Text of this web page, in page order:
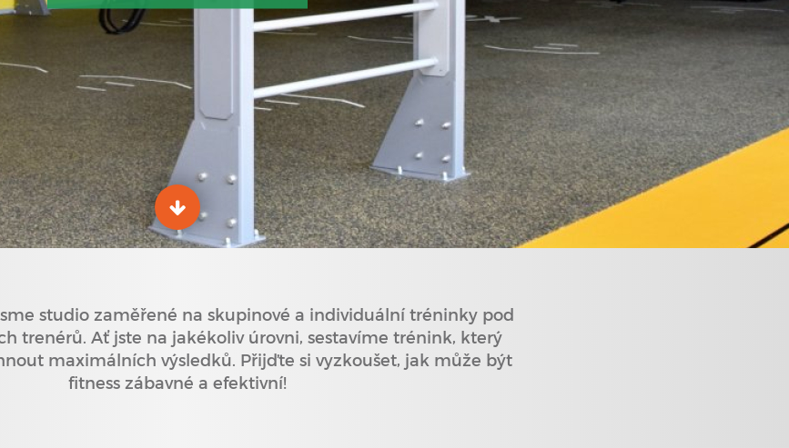
studio zaměřené na skupinové a individuální tréninky pod
trenérů. Ať jste na jakékoliv úrovni, sestavíme trénink, který
maximálních výsledků. Přijďte si vyzkoušet, jak může být
fitness zábavné a efektivní!